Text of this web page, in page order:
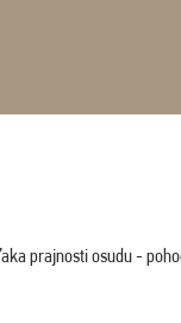
prajnosti osudu -